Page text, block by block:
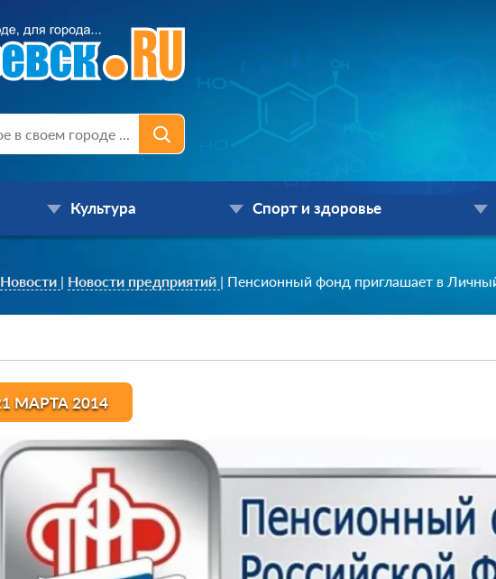
Культура Спорт и здоровье
Новости | Новости предприятий | Пенсионный фонд приглашает в
МАРТА 2014